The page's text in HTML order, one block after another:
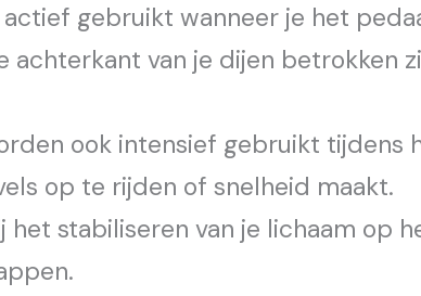
gebruikt wanneer je het
van je dijen betrokken
ook intensief gebruikt tijdens
op te rijden of snelheid maakt.
stabiliseren van je lichaam op